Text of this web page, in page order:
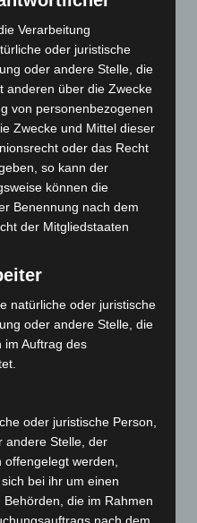
Verarbeitung
oder juristische
oder andere Stelle, die
anderen über die Zwecke
von personenbezogenen
Zwecke und Mittel dieser
oder das Recht
so kann der
können die
Benennung nach dem
der Mitgliedstaaten
natürliche oder juristische
oder andere Stelle, die
im Auftrag des
oder juristische Person,
andere Stelle, der
werden,
bei ihr um einen
die im Rahmen